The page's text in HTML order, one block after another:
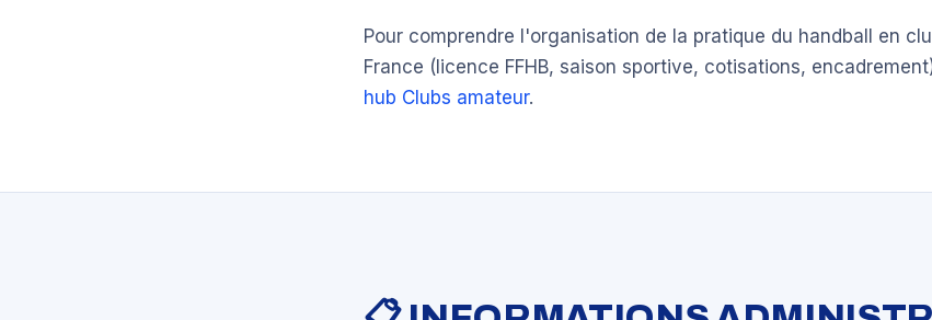
Pour comprendre l'organisation de la pratique du handball en
France (licence FFHB, saison sportive, cotisations,
hub Clubs amateur.